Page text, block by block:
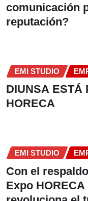
comunicación
reputación?
EMI STUDIO
DIUNSA ESTÁ
HORECA
EMI STUDIO
Con el
Expo